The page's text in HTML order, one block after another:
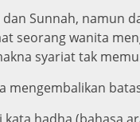
dan Sunnah,
seorang wanita
syariat tak
mengembalikan